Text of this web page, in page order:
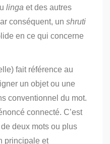
linga et des autres
conséquent, un shruti
en ce qui concerne
fait référence au
un objet ou une
conventionnel du mot.
connecté. C’est
deux mots ou plus
principale et